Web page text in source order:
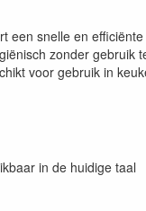
een snelle en
zonder gebruik
voor gebruik in
in de huidige taal